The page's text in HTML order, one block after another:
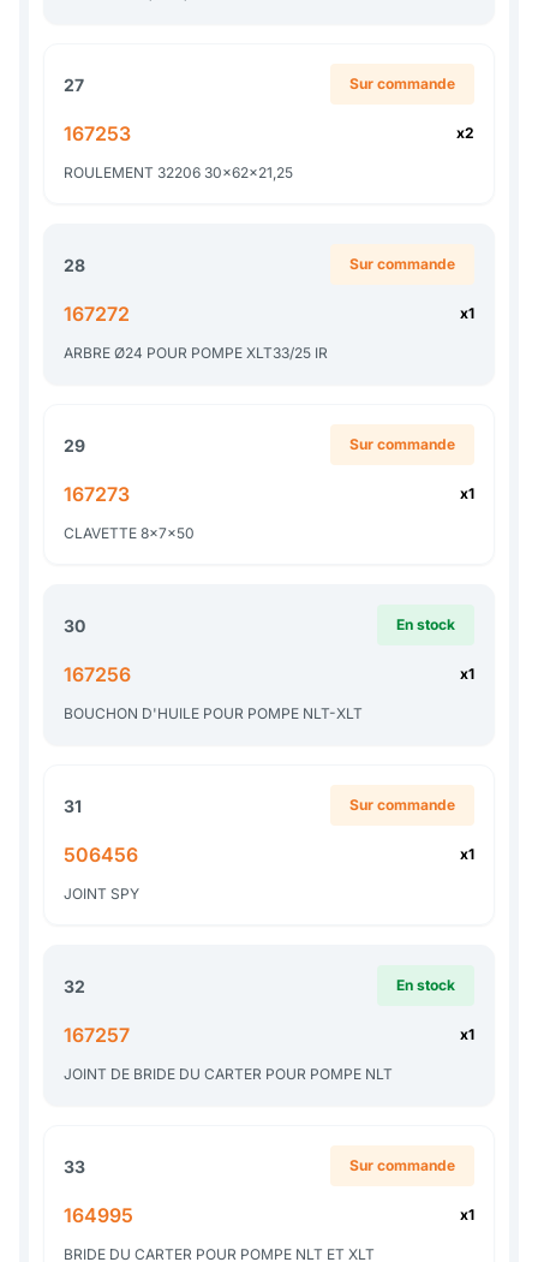
27 Sur commande
167253 x2
ROULEMENT 32206 30x62x21,25
28 Sur commande
167272 x1
ARBRE Ø24 POUR POMPE XLT33/25 IR
29 Sur commande
167273 x1
CLAVETTE 8x7x50
30 En stock
167256 x1
BOUCHON D'HUILE POUR POMPE NLT-XLT
31 Sur commande
506456 x1
JOINT SPY
32 En stock
167257 x1
JOINT DE BRIDE DU CARTER POUR POMPE NLT
33 Sur commande
164995 x1
BRIDE DU CARTER POUR POMPE NLT ET XLT